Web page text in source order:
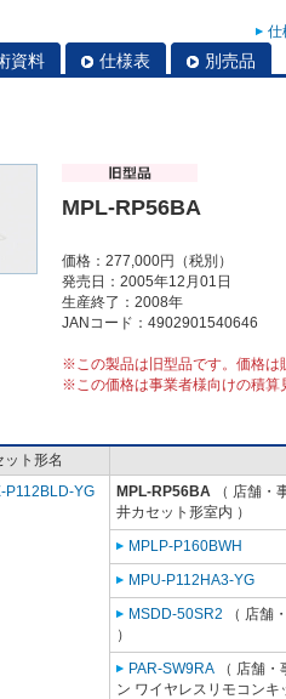
仕
資料 仕様表 別売品
MPL-RP56BA
価格：277,000円（税別）
発売日：2005年12月01日
生産終了：2008年
JANコード：4902901540646
※この製品は旧型品です。価格は
※この価格は事業者様向けの積算
ット形名
P112BLD-YG
MPL-RP56BA （ 店舗・
井カセット形室内 ）
MPLP-P160BWH
MPU-P112HA3-YG
MSDD-50SR2 （ 店舗
）
PAR-SW9RA （ 店舗
ン ワイヤレスリモコンキ